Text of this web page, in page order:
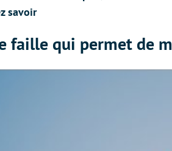
savoir
faille qui permet de